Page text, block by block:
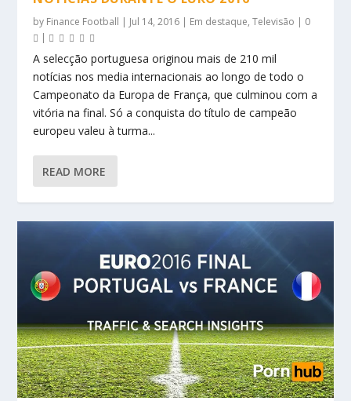
by Finance Football | Jul 14, 2016 | Em destaque,Televisão | 0
|
A selecção portuguesa originou mais de 210 mil
notícias nos media internacionais ao longo de todo o
Campeonato da Europa de França, que culminou com a
vitória na final. Só a conquista do título de campeão
europeu valeu à turma...
READ MORE